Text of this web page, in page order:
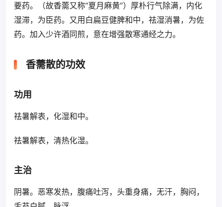
要药。（故香薷又称“夏月麻黄”）厚朴行气除满，内化
湿滞，为臣药。又用白扁豆健脾和中，祛湿消暑，为佐
药。加入少许酒同煎，意在增强散寒通经之力。
香薷散的功效
功用
祛暑解表，化湿和中。
祛暑解表，清热化湿。
主治
阴暑。恶寒发热，腹痛吐泻，头重身痛，无汗，胸闷，